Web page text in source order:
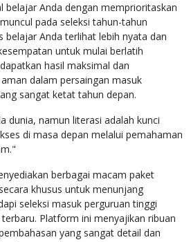
belajar Anda dengan memprioritaskan
pada seleksi tahun-tahun
belajar Anda terlihat lebih nyata dan
untuk mulai berlatih
hasil maksimal dan
dalam persaingan masuk
sangat ketat tahun depan.
dunia, namun literasi adalah kunci
di masa depan melalui pemahaman
berbagai macam paket
khusus untuk menunjang
seleksi masuk perguruan tinggi
Platform ini menyajikan ribuan
yang sangat detail dan